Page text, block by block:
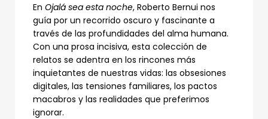
En Ojalá sea esta noche, Roberto Bernui nos
guía por un recorrido oscuro y fascinante a
través de las profundidades del alma humana.
Con una prosa incisiva, esta colección de
relatos se adentra en los rincones más
inquietantes de nuestras vidas: las obsesiones
digitales, las tensiones familiares, los pactos
macabros y las realidades que preferimos
ignorar.